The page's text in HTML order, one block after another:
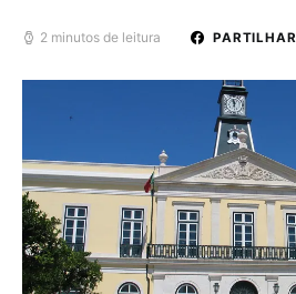
2 minutos de leitura PARTILHAR